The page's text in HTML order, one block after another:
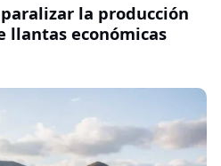
la producción
llantas económicas